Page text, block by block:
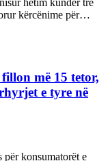
hetim kundër tre
kërcënime për…
më 15 tetor,
e tyre në
konsumatorët e